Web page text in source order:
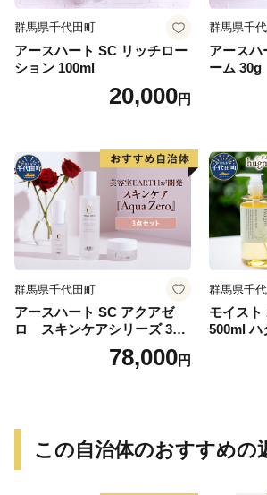
群馬県千代田町
アースハート SC リッチロー
ション 100ml
20,000円
群馬県千
アースハ
ーム 30g
群馬県千代田町
アースハート SC アクアゼ
ロ スキンケアシリーズ 3点
78,000円
群馬県千
モイスト
500ml ハ
町 〈ア
この自治体のおすすめの